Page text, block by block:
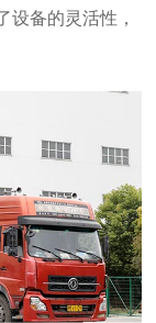
设备的灵活性，